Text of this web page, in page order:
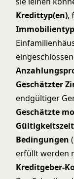
Kredittyp(en),
Geschätzter
endgültiger
Geschätzte
Bedingungen
erfüllt werden
Kreditgeber-